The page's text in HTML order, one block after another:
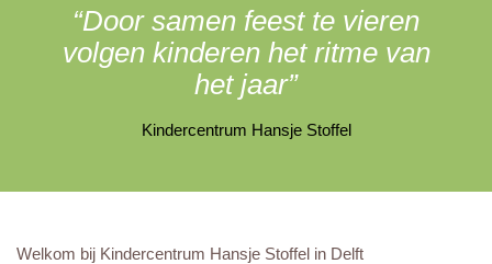
“Door samen feest te vieren
volgen kinderen het ritme van
het jaar”
Kindercentrum Hansje Stoffel
Welkom bij Kindercentrum Hansje Stoffel in Delft